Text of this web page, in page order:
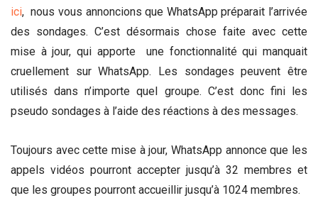
ici, nous vous annoncions que WhatsApp préparait l’arrivée
des sondages. C’est désormais chose faite avec cette
mise à jour, qui apporte une fonctionnalité qui manquait
cruellement sur WhatsApp. Les sondages peuvent être
utilisés dans n’importe quel groupe. C’est donc fini les
pseudo sondages à l’aide des réactions à des messages.
Toujours avec cette mise à jour, WhatsApp annonce que les
appels vidéos pourront accepter jusqu’à 32 membres et
que les groupes pourront accueillir jusqu’à 1024 membres.